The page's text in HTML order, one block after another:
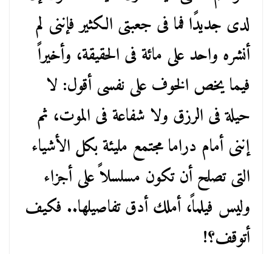
لدى جديدًا فما فى جعبتى الكثير فإننى لم
أنشره واحد على مائة فى الحقيقة، وأخيراً
فيما يخص الخوف على نفسى أقول: لا
حيلة فى الرزق ولا شفاعة فى الموت، ثم
إننى أمام دراما مجتمع مليئة بكل الأشياء
التى تصلح أن تكون مسلسلاً على أجزاء
وليس فيلماً، أملك أدق تفاصيلها.. فكيف
أتوقف؟!